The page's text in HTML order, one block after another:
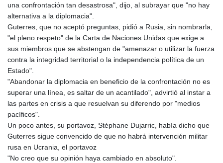
GMD 73.503851
8756.649224
GTQ 7.607144
GYD 208.588851
HKD 7.84315
HRK 6.518804
HTG 130.363707
HUF 314.060388
ILS 2.99985
IMP 0.740916
IQD
una confrontación tan desastrosa", dijo, al subrayar que "no hay
alternativa a la diplomacia".
Guterres, que no aceptó preguntas, pidió a Rusia, sin nombrarla,
"el pleno respeto" de la Carta de Naciones Unidas que exige a
sus miembros que se abstengan de "amenazar o utilizar la fuerza
contra la integridad territorial o la independencia política de un
Estado".
"Abandonar la diplomacia en beneficio de la confrontación no es
superar una línea, es saltar de un acantilado", advirtió al instar a
las partes en crisis a que resuelvan su diferendo por "medios
pacíficos".
Un poco antes, su portavoz, Stéphane Dujarric, había dicho que
Guterres sigue convencido de que no habrá intervención militar
rusa en Ucrania, el portavoz
"No creo que su opinión haya cambiado en absoluto".